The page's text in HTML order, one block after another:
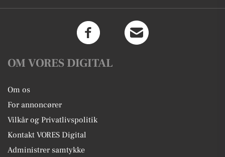
OM VORES DIGITAL
Om os
For annoncører
Vilkår og Privatlivspolitik
Kontakt VORES Digital
Administrer samtykke